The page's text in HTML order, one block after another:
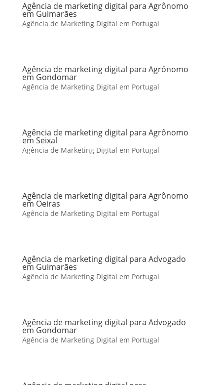
Agência de marketing digital para Agrônomo
em Guimarães
Agência de Marketing Digital em Portugal
Agência de marketing digital para Agrônomo
em Gondomar
Agência de Marketing Digital em Portugal
Agência de marketing digital para Agrônomo
em Seixal
Agência de Marketing Digital em Portugal
Agência de marketing digital para Agrônomo
em Oeiras
Agência de Marketing Digital em Portugal
Agência de marketing digital para Advogado
em Guimarães
Agência de Marketing Digital em Portugal
Agência de marketing digital para Advogado
em Gondomar
Agência de Marketing Digital em Portugal